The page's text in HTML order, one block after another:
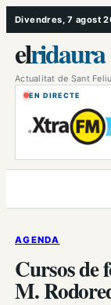
Vés
al
contingut
Divendres, 7 agost
elridaura
Actualitat de Sant
EN DIRECTE
AGENDA
Cursos de
M.